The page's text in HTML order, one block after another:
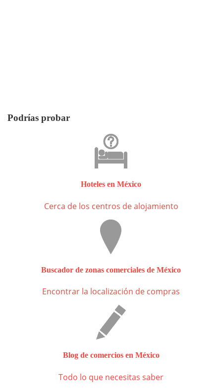
Podrías probar
Hoteles en México
Cerca de los centros de alojamiento
Buscador de zonas comerciales de México
Encontrar la localización de compras
Blog de comercios en México
Todo lo que necesitas saber